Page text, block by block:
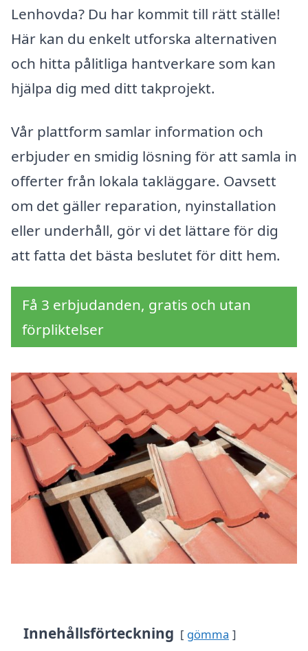
Lenhovda? Du har kommit till rätt ställe!
Här kan du enkelt utforska alternativen
och hitta pålitliga hantverkare som kan
hjälpa dig med ditt takprojekt.
Vår plattform samlar information och
erbjuder en smidig lösning för att samla in
offerter från lokala takläggare. Oavsett
om det gäller reparation, nyinstallation
eller underhåll, gör vi det lättare för dig
att fatta det bästa beslutet för ditt hem.
Få 3 erbjudanden, gratis och utan
förpliktelser
Innehållsförteckning gömma